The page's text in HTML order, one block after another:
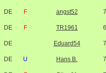
DE F angst52
DE F TR1961
DE Eduard54
DE U Hans B.